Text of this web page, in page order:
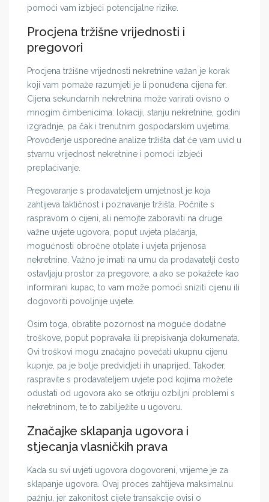
pomoći vam izbjeći potencijalne rizike.
Procjena tržišne vrijednosti i
pregovori
Procjena tržišne vrijednosti nekretnine važan je korak
koji vam pomaže razumjeti je li ponuđena cijena fer.
Cijena sekundarnih nekretnina može varirati ovisno o
mnogim čimbenicima: lokaciji, stanju nekretnine, godini
izgradnje, pa čak i trenutnim gospodarskim uvjetima.
Provođenje usporedne analize tržišta dat će vam uvid u
stvarnu vrijednost nekretnine i pomoći izbjeći
preplaćivanje.
Pregovaranje s prodavateljem umjetnost je koja
zahtijeva taktičnost i poznavanje tržišta. Počnite s
raspravom o cijeni, ali nemojte zaboraviti na druge
važne uvjete ugovora, poput uvjeta plaćanja,
mogućnosti obročne otplate i uvjeta prijenosa
nekretnine. Važno je imati na umu da prodavatelji često
ostavljaju prostor za pregovore, a ako se pokažete kao
informirani kupac, to vam može pomoći sniziti cijenu ili
dogovoriti povoljnije uvjete.
Osim toga, obratite pozornost na moguće dodatne
troškove, poput popravaka ili prepisivanja dokumenata.
Ovi troškovi mogu značajno povećati ukupnu cijenu
kupnje, pa je bolje predvidjeti ih unaprijed. Također,
raspravite s prodavateljem uvjete pod kojima možete
odustati od ugovora ako se otkriju ozbiljni problemi s
nekretninom, te to zabilježite u ugovoru.
Značajke sklapanja ugovora i
stjecanja vlasničkih prava
Kada su svi uvjeti ugovora dogovoreni, vrijeme je za
sklapanje ugovora. Ovaj proces zahtijeva maksimalnu
pažnju, jer zakonitost cijele transakcije ovisi o